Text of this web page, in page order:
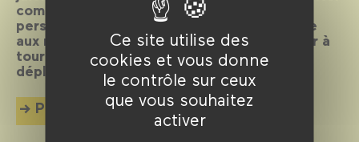
Ce site utilise des
cookies et vous donne
le contrôle sur ceux
que vous souhaitez
activer
comme à émouvoir, la maison est à la fois
personnage et décor, se prêtant à merveille
aux représentations mentales d’univers tour à
tour rassurants ou inquiétants autant qu’au
déploiement romanesque.
Plus d'info